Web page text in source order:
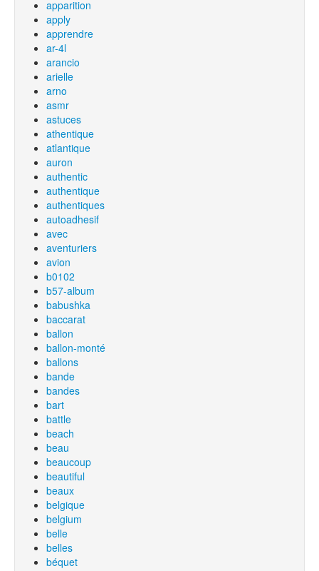
apparition
apply
apprendre
ar-4l
arancio
arielle
arno
asmr
astuces
athentique
atlantique
auron
authentic
authentique
authentiques
autoadhesif
avec
aventuriers
avion
b0102
b57-album
babushka
baccarat
ballon
ballon-monté
ballons
bande
bandes
bart
battle
beach
beau
beaucoup
beautiful
beaux
belgique
belgium
belle
belles
béquet